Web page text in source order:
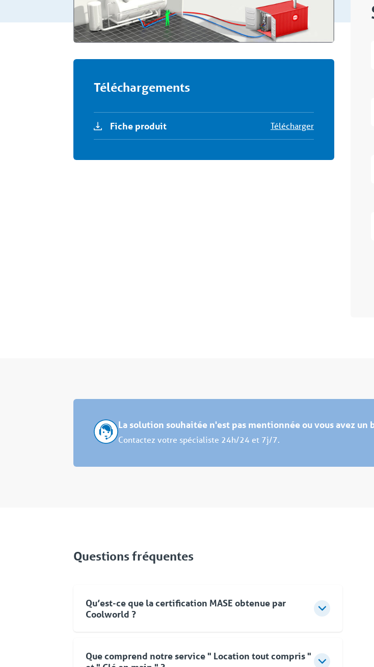
Téléchargements
Fiche produit Télécharger
La solution souhaitée n'est pas mentionnée ou vous avez un
Contactez votre spécialiste 24h/24 et 7j/7.
Questions fréquentes
Qu’est-ce que la certification MASE obtenue par
Coolworld ?
Santé et l’Environnement.
Que comprend notre service " Location tout compris "